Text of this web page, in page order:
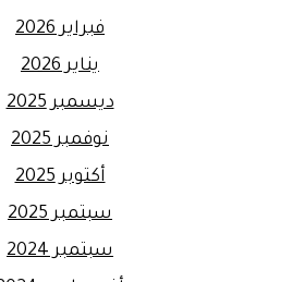
فبراير 2026
يناير 2026
ديسمبر 2025
نوفمبر 2025
أكتوبر 2025
سبتمبر 2025
سبتمبر 2024